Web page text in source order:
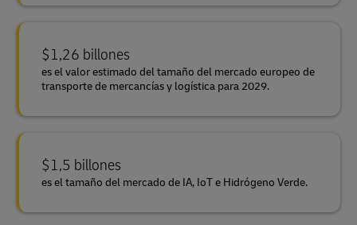
$1,26 billones
es el valor estimado del tamaño del mercado europeo de
transporte de mercancías y logística para 2029.
$1,5 billones
es el tamaño del mercado de IA, IoT e Hidrógeno Verde.